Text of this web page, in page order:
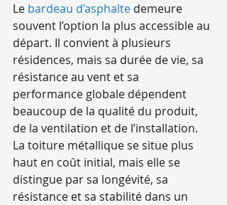
Le bardeau d’asphalte demeure
souvent l’option la plus accessible au
départ. Il convient à plusieurs
résidences, mais sa durée de vie, sa
résistance au vent et sa
performance globale dépendent
beaucoup de la qualité du produit,
de la ventilation et de l’installation.
La toiture métallique se situe plus
haut en coût initial, mais elle se
distingue par sa longévité, sa
résistance et sa stabilité dans un